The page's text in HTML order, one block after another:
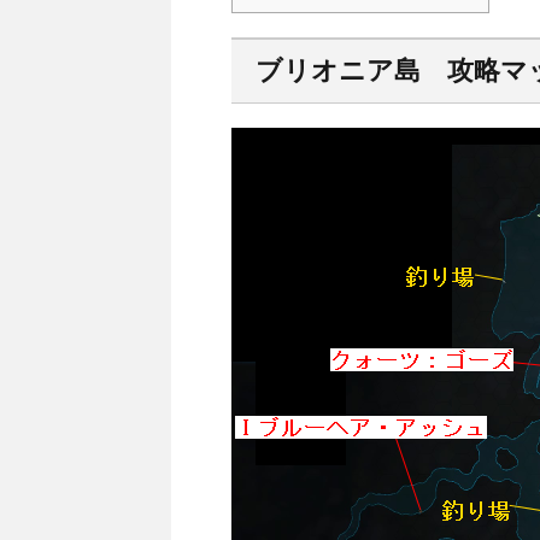
ブリオニア島 攻略マ